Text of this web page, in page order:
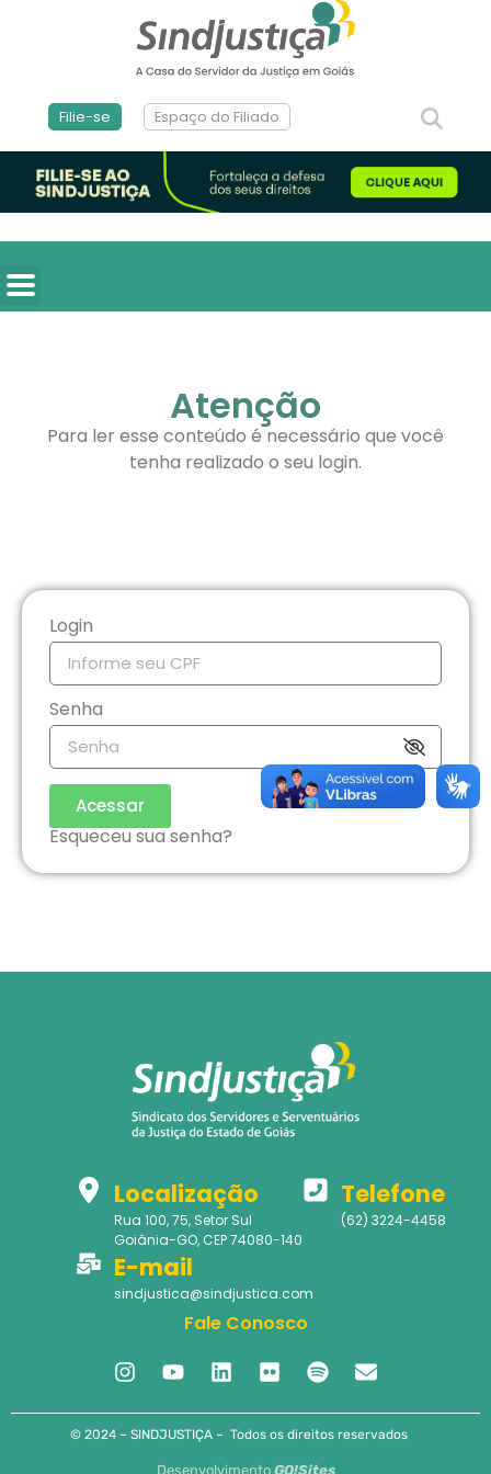
Filie-se Espaço do Filiado
Atenção
Para ler esse conteúdo é necessário que você
tenha realizado o seu login.
Login
Senha
Acessar
Esqueceu sua senha?
Localização
Rua 100, 75, Setor Sul
Goiânia-GO, CEP 74080-140
Telefone
(62) 3224-4458
E-mail
sindjustica@sindjustica.com
Fale Conosco
© 2024 – SINDJUSTIÇA – Todos os direitos reservados
Desenvolvimento GO!Sites